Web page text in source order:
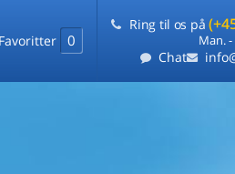
Favoritter 0
Ring til os på
Man. -
Chat